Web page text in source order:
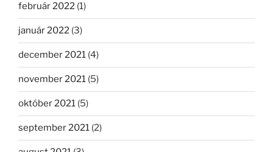
február 2022 (1)
január 2022 (3)
december 2021 (4)
november 2021 (5)
október 2021 (5)
september 2021 (2)